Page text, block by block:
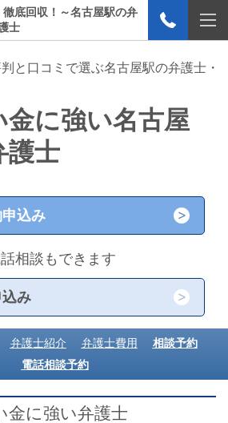
底回収！～名古屋駅の弁
士
と口コミで選ぶ名古屋駅の弁護士・
金に強い名古屋
護士
込み
相談もできます
み
弁護士紹介 弁護士費用
相談予約
電話相談予約
金に強い弁護士